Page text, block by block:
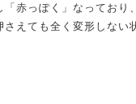
赤っぽく」なっており
さえても全く変形しない